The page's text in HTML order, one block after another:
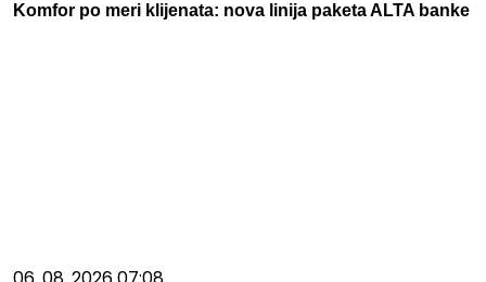
Komfor po meri klijenata: nova linija paketa ALTA banke